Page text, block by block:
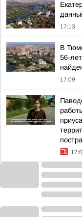
17:13
В
56-
17:09